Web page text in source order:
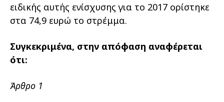
ειδικής αυτής ενίσχυσης για το 2017 ορίστηκε
στα 74,9 ευρώ το στρέμμα.
Συγκεκριμένα, στην απόφαση αναφέρεται
ότι:
Άρθρο 1